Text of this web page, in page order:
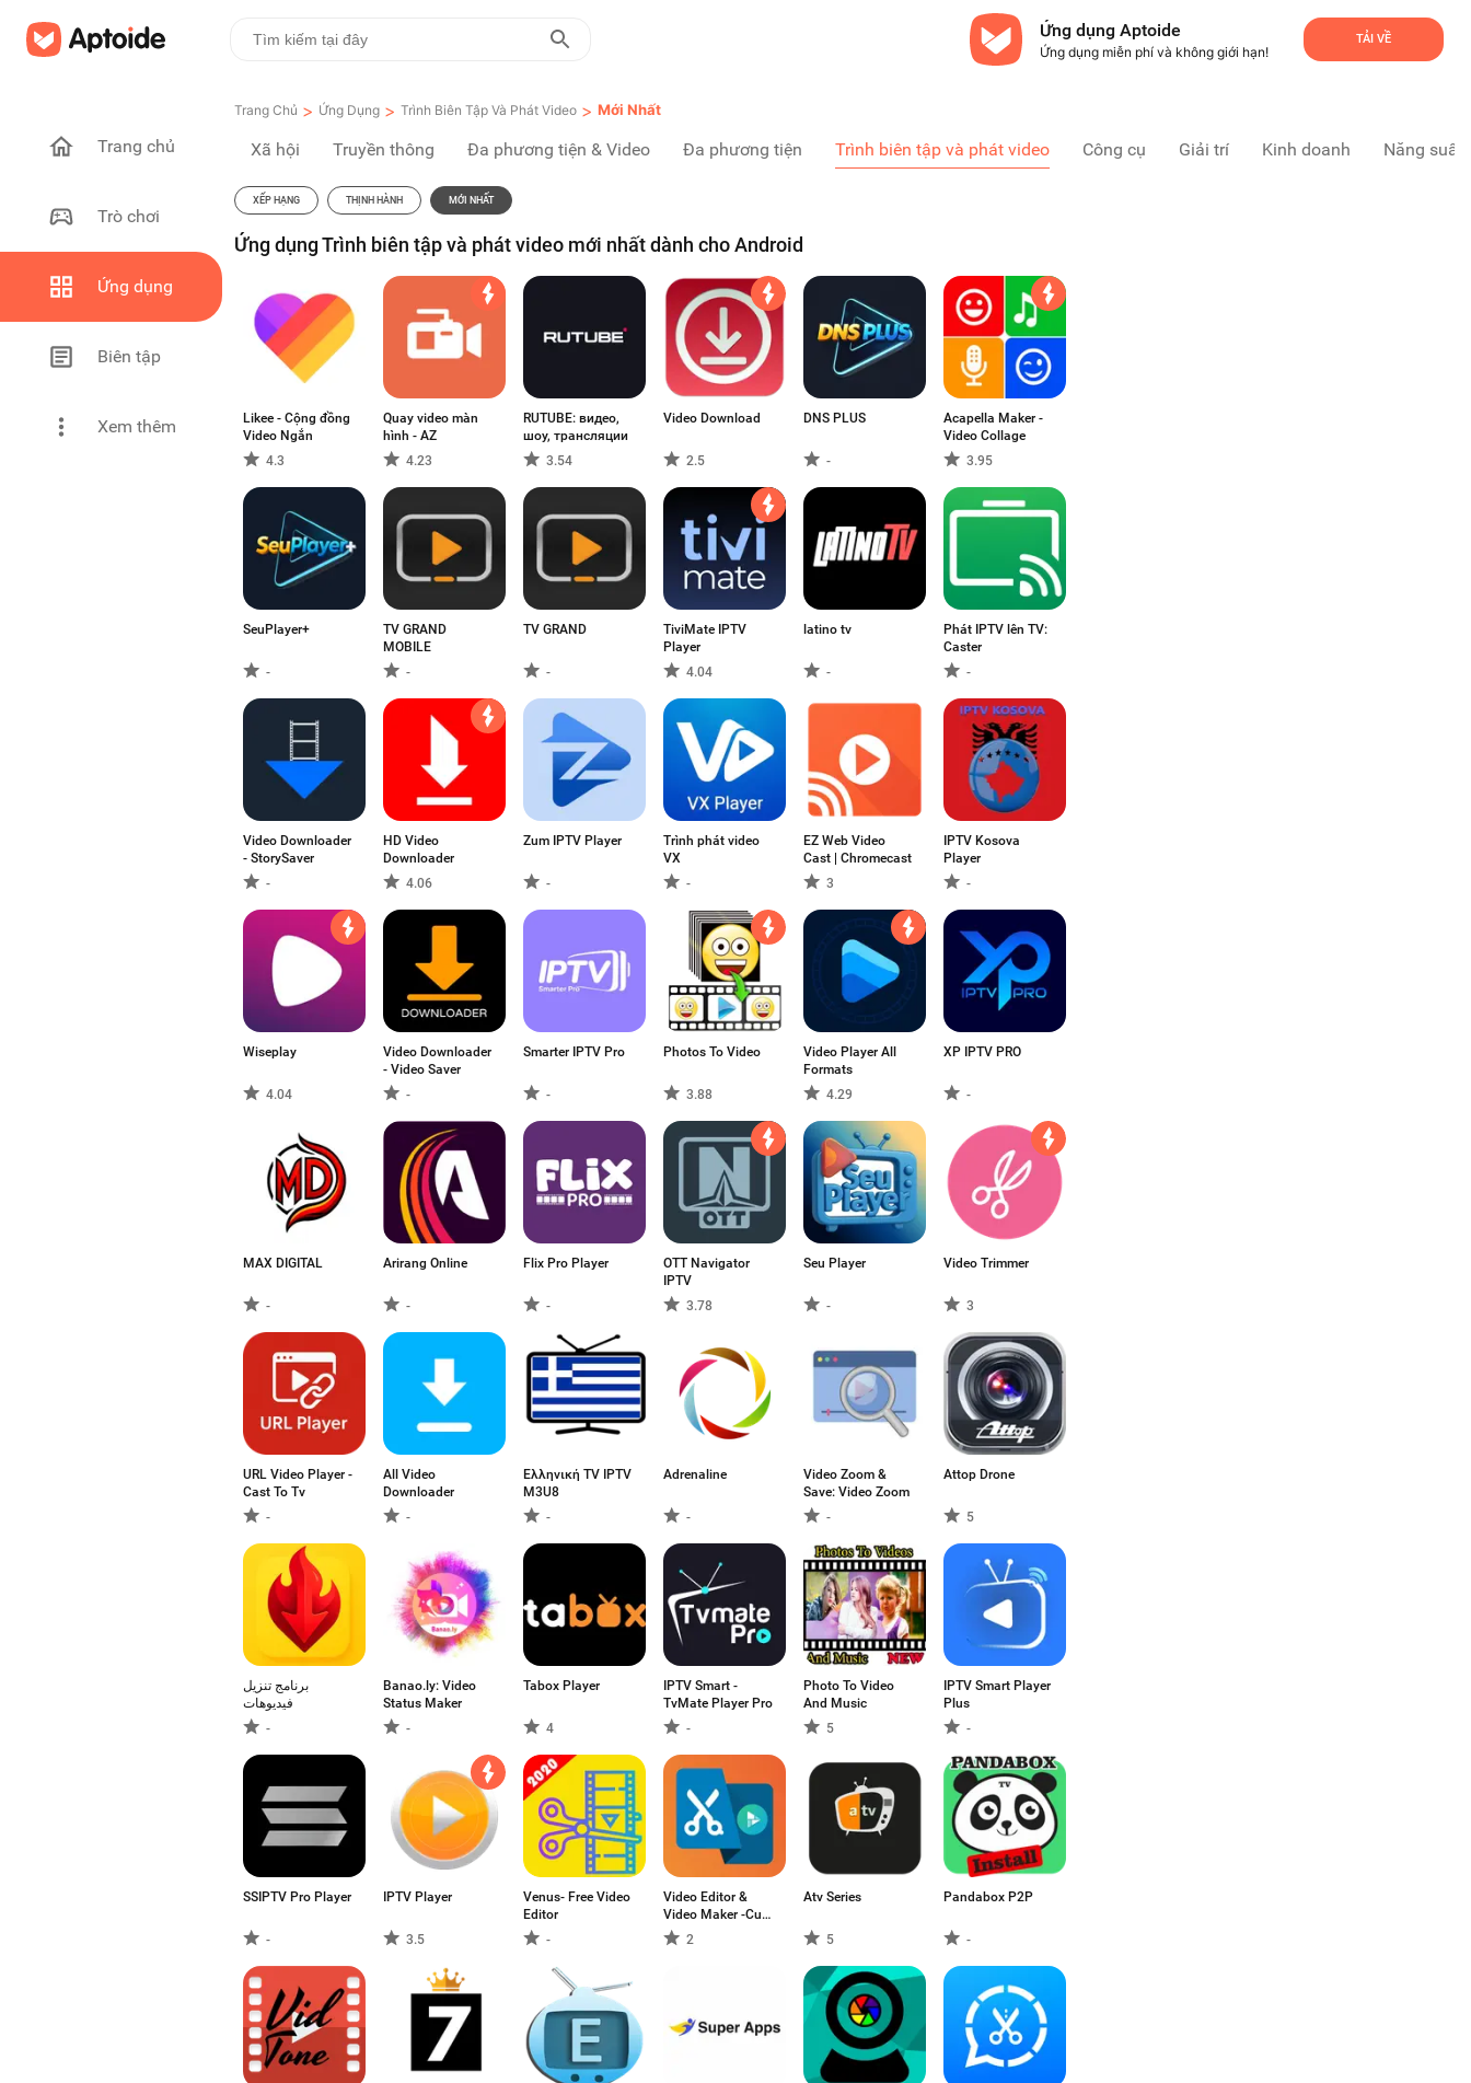
Ứng dụng Aptoide
Ứng dụng miễn phí và không giới hạn!
TẢI VỀ
Trang chủ
Trò chơi
Ứng dụng
Biên tập
Xem thêm
Trang Chủ > Ứng Dụng > Trình Biên Tập Và Phát Video > Mới Nhất
Xã hội Truyền thông Đa phương tiện & Video Đa phương tiện Trình biên tập và phát video Công cụ Giải trí Kinh doanh Năng suất
XẾP HẠNG THỊNH HÀNH MỚI NHẤT
Ứng dụng Trình biên tập và phát video mới nhất dành cho Android
Likee - Cộng đồng
Video Ngắn
4.3
Quay video màn
hình - AZ
4.23
RUTUBE: видео,
шоу, трансляции
3.54
Video Download
2.5
DNS PLUS
-
Acapella Maker -
Video Collage
3.95
SeuPlayer+
-
TV GRAND
MOBILE
-
TV GRAND
-
TiviMate IPTV
Player
4.04
latino tv
-
Phát IPTV lên TV:
Caster
-
Video Downloader
- StorySaver
-
HD Video
Downloader
4.06
Zum IPTV Player
-
Trình phát video
VX
-
EZ Web Video
Cast | Chromecast
3
IPTV Kosova
Player
-
Wiseplay
4.04
Video Downloader
- Video Saver
-
Smarter IPTV Pro
-
Photos To Video
3.88
Video Player All
Formats
4.29
XP IPTV PRO
-
MAX DIGITAL
-
Arirang Online
-
Flix Pro Player
-
OTT Navigator
IPTV
3.78
Seu Player
-
Video Trimmer
3
URL Video Player -
Cast To Tv
-
All Video
Downloader
-
Ελληνική TV IPTV
M3U8
-
Adrenaline
-
Video Zoom &
Save: Video Zoom
-
Attop Drone
5
برنامج تنزيل
فيديوهات
-
Banao.ly: Video
Status Maker
-
Tabox Player
4
IPTV Smart -
TvMate Player Pro
-
Photo To Video
And Music
5
IPTV Smart Player
Plus
-
SSIPTV Pro Player
-
IPTV Player
3.5
Venus- Free Video
Editor
-
Video Editor &
Video Maker -Cut
Videos,Trim audio
2
Atv Series
5
Pandabox P2P
-